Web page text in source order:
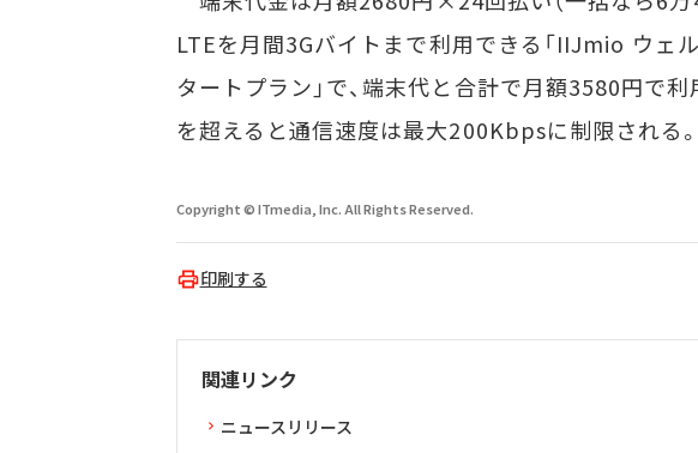
LTEを月間3Gバイトまで利用できる「IIJmio ウェ
タートプラン」で、端末代と合計で月額3580円で
を超えると通信速度は最大200Kbpsに制限される。
Copyright © ITmedia, Inc. All Rights Reserved.
印刷する
関連リンク
ニュースリリース